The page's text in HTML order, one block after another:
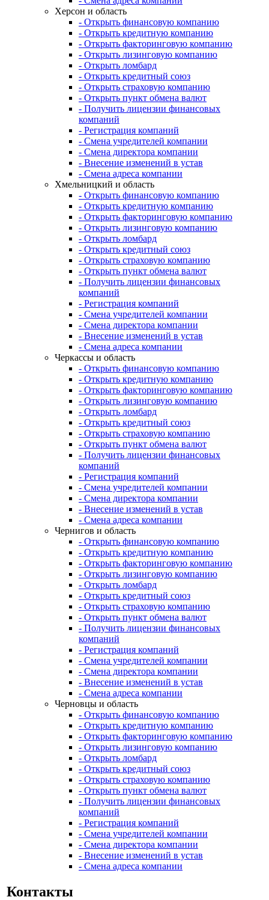
Херсон и область
- Открыть финансовую компанию
- Открыть кредитную компанию
- Открыть факторинговую компанию
- Открыть лизинговую компанию
- Открыть ломбард
- Открыть кредитный союз
- Открыть страховую компанию
- Открыть пункт обмена валют
- Получить лицензии финансовых
компаний
- Регистрация компаний
- Смена учредителей компании
- Смена директора компании
- Внесение изменений в устав
- Смена адреса компании
Хмельницкий и область
- Открыть финансовую компанию
- Открыть кредитную компанию
- Открыть факторинговую компанию
- Открыть лизинговую компанию
- Открыть ломбард
- Открыть кредитный союз
- Открыть страховую компанию
- Открыть пункт обмена валют
- Получить лицензии финансовых
компаний
- Регистрация компаний
- Смена учредителей компании
- Смена директора компании
- Внесение изменений в устав
- Смена адреса компании
Черкассы и область
- Открыть финансовую компанию
- Открыть кредитную компанию
- Открыть факторинговую компанию
- Открыть лизинговую компанию
- Открыть ломбард
- Открыть кредитный союз
- Открыть страховую компанию
- Открыть пункт обмена валют
- Получить лицензии финансовых
компаний
- Регистрация компаний
- Смена учредителей компании
- Смена директора компании
- Внесение изменений в устав
- Смена адреса компании
Чернигов и область
- Открыть финансовую компанию
- Открыть кредитную компанию
- Открыть факторинговую компанию
- Открыть лизинговую компанию
- Открыть ломбард
- Открыть кредитный союз
- Открыть страховую компанию
- Открыть пункт обмена валют
- Получить лицензии финансовых
компаний
- Регистрация компаний
- Смена учредителей компании
- Смена директора компании
- Внесение изменений в устав
- Смена адреса компании
Черновцы и область
- Открыть финансовую компанию
- Открыть кредитную компанию
- Открыть факторинговую компанию
- Открыть лизинговую компанию
- Открыть ломбард
- Открыть кредитный союз
- Открыть страховую компанию
- Открыть пункт обмена валют
- Получить лицензии финансовых
компаний
- Регистрация компаний
- Смена учредителей компании
- Смена директора компании
- Внесение изменений в устав
- Смена адреса компании
Контакты